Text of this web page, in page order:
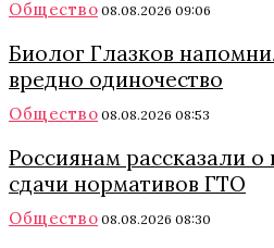
Общество 08.08.2026 09:06
Биолог Глазков
вредно одиночество
Общество 08.08.2026 08:53
Россиянам рассказали
сдачи нормативов ГТО
Общество 08.08.2026 08:30